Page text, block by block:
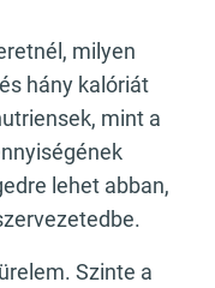
milyen
hány kalóriát
mint a
lehet abban,
Szinte a